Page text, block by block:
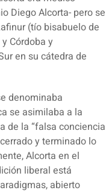
Diego Alcorta- pero se
(tío bisabuelo de
Córdoba y
en su cátedra de
denominaba
se asimilaba a la
de la “falsa conciencia
y terminado lo
Alcorta en el
liberal está
abierto